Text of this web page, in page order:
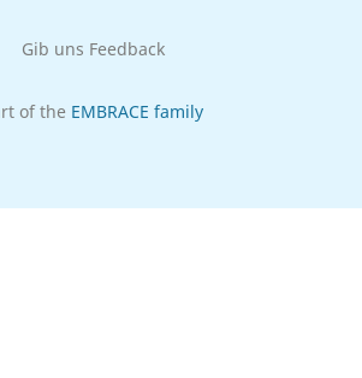
Gib uns Feedback
of the EMBRACE family